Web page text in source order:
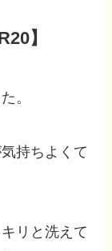
】
。
持ちよくて
リと洗えて